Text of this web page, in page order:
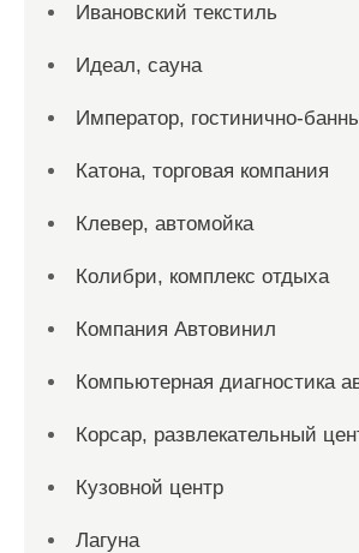
Ивановский текстиль
Идеал, сауна
Император, гостинично-
Катона, торговая компания
Клевер, автомойка
Колибри, комплекс отдыха
Компания Автовинил
Компьютерная диагностика
Корсар, развлекательный
Кузовной центр
Лагуна